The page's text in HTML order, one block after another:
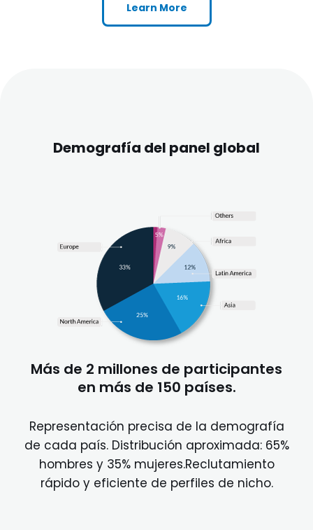
Learn More
Demografía del panel global
Más de 2 millones de participantes
en más de 150 países.
Representación precisa de la demografía
de cada país. Distribución aproximada: 65%
hombres y 35% mujeres.Reclutamiento
rápido y eficiente de perfiles de nicho.